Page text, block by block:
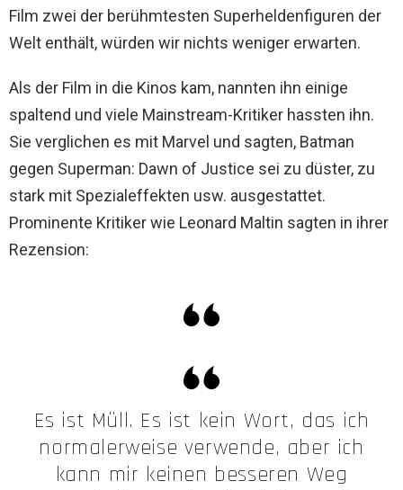
Film zwei der berühmtesten Superheldenfiguren der
Welt enthält, würden wir nichts weniger erwarten.
Als der Film in die Kinos kam, nannten ihn einige
spaltend und viele Mainstream-Kritiker hassten ihn.
Sie verglichen es mit Marvel und sagten, Batman
gegen Superman: Dawn of Justice sei zu düster, zu
stark mit Spezialeffekten usw. ausgestattet.
Prominente Kritiker wie Leonard Maltin sagten in ihrer
Rezension:
Es ist Müll. Es ist kein Wort, das ich
normalerweise verwende, aber ich
kann mir keinen besseren Weg